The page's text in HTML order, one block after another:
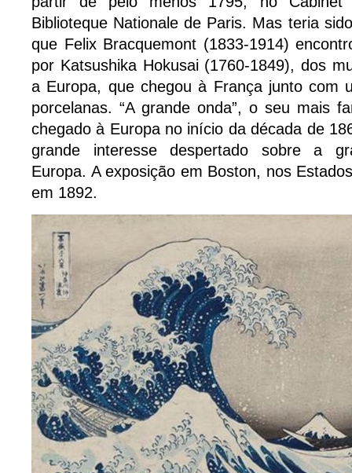
Biblioteque Nationale de Paris. Mas teria
que Felix Bracquemont (1833-1914)
por Katsushika Hokusai (1760-1849), dos
a Europa, que chegou à França junto com
porcelanas. “A grande onda”, o seu mais
chegado à Europa no início da década de
grande interesse despertado sobre a
Europa. A exposição em Boston, nos
em 1892.